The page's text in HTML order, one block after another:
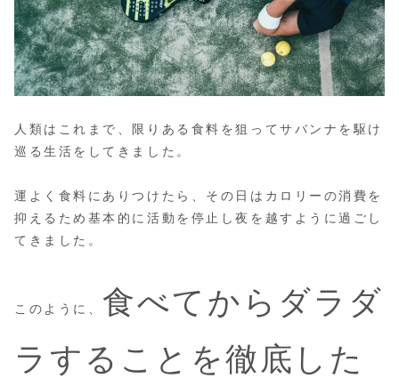
人類はこれまで、限りある食料を狙ってサバンナを駆け
巡る生活をしてきました。
運よく食料にありつけたら、その日はカロリーの消費を
抑えるため基本的に活動を停止し夜を越すように過ごし
てきました。
このように、 食べてからダラダ
ラすることを徹底した